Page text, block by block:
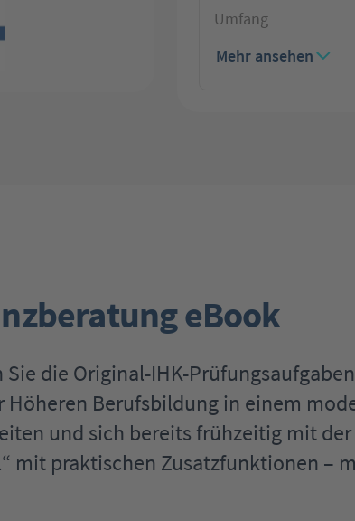
Umfang
Mehr ansehen
eBook
die Original-IHK-
Höheren Berufsbildung in einem
und sich bereits frühzeitig mit
mit praktischen Zusatzfunktionen –